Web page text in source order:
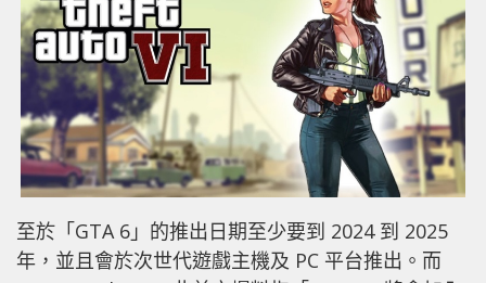
至於「GTA 6」的推出日期至少要到 2024 到 2025
年，並且會於次世代遊戲主機及 PC 平台推出。而